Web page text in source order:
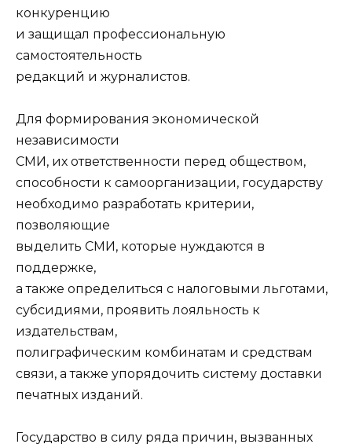
конкуренцию
и защищал профессиональную
самостоятельность
редакций и журналистов.
Для формирования экономической
независимости
СМИ, их ответственности перед обществом,
способности к самоорганизации, государству
необходимо разработать критерии,
позволяющие
выделить СМИ, которые нуждаются в
поддержке,
а также определиться с налоговыми льготами,
субсидиями, проявить лояльность к
издательствам,
полиграфическим комбинатам и средствам
связи, а также упорядочить систему доставки
печатных изданий.
Государство в силу ряда причин, вызванных